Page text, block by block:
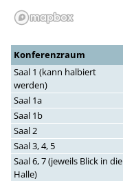
Konferenzraum
Saal 1 (kann halbiert
werden)
Saal 1a
Saal 1b
Saal 2
Saal 3, 4, 5
Saal 6, 7 (jeweils Blick in die
Halle)